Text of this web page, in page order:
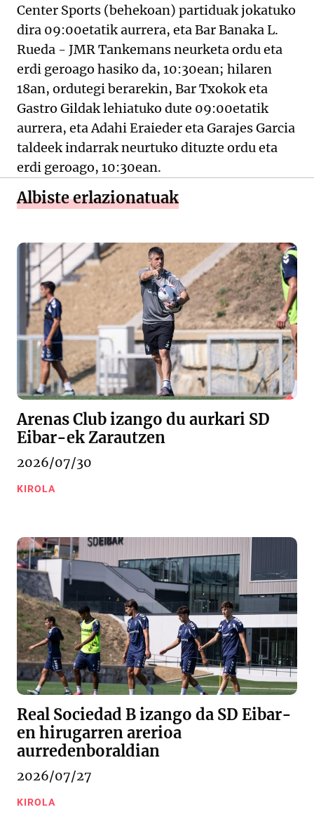
Center Sports (behekoan) partiduak jokatuko
dira 09:00etatik aurrera, eta Bar Banaka L.
Rueda - JMR Tankemans neurketa ordu eta
erdi geroago hasiko da, 10:30ean; hilaren
18an, ordutegi berarekin, Bar Txokok eta
Gastro Gildak lehiatuko dute 09:00etatik
aurrera, eta Adahi Eraieder eta Garajes Garcia
taldeek indarrak neurtuko dituzte ordu eta
erdi geroago, 10:30ean.
Albiste erlazionatuak
Arenas Club izango du aurkari SD
Eibar-ek Zarautzen
2026/07/30
KIROLA
Real Sociedad B izango da SD Eibar-
en hirugarren arerioa
aurredenboraldian
2026/07/27
KIROLA